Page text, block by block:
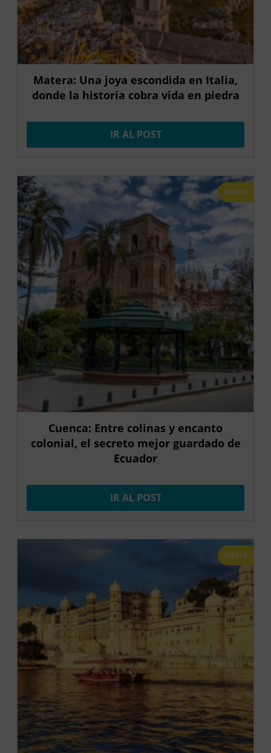
Matera: Una joya escondida en Italia,
donde la historia cobra vida en piedra
IR AL POST
OFERTA
Cuenca: Entre colinas y encanto
colonial, el secreto mejor guardado de
Ecuador
IR AL POST
OFERTA